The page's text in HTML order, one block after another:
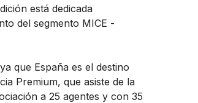
está dedicada
del segmento MICE -
que España es el destino
Premium, que asiste de la
a 25 agentes y con 35